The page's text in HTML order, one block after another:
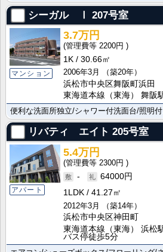
シーガル Ⅰ 207号室
マンション
3.7万円
2200円
1K
30.66㎡
2006年3月
（築20年）
浜松市中央区舞阪町浜田
東海道本線（東海） 舞阪
リバティ エイト 205号室
アパート
5.4万円
2300円
-
64000円
1LDK
41.27㎡
2012年3月
（築14年）
浜松市中央区神田町
東海道本線（東海） 浜松
バス停徒歩5分